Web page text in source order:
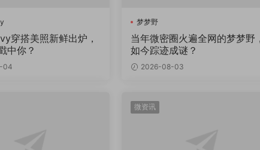
穿搭美照新鲜出炉，
中你？
04
梦梦野
当年微密圈火遍全网的梦梦野
如今踪迹成谜？
2026-08-03
微资讯